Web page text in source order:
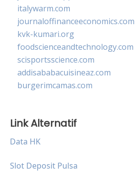
italywarm.com
journaloffinanceeconomics.com
kvk-kumari.org
foodscienceandtechnology.com
scisportsscience.com
addisababacuisineaz.com
burgerimcamas.com
Link Alternatif
Data HK
Slot Deposit Pulsa